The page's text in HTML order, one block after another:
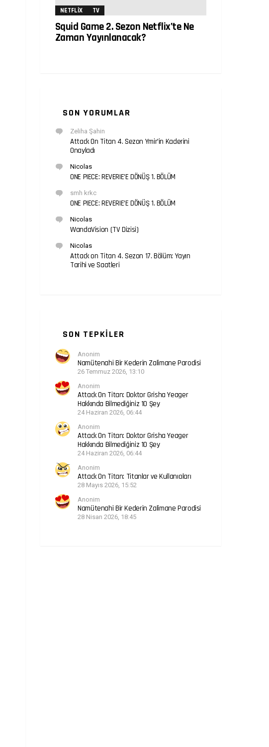
NETFLIX TV
Squid Game 2. Sezon Netflix’te Ne
Zaman Yayınlanacak?
SON YORUMLAR
Zeliha Şahin
Attack On Titan 4. Sezon Ymir’in Kaderini
Onayladı
Nicolas
ONE PIECE: REVERIE’E DÖNÜŞ 1. BÖLÜM
smh krkc
ONE PIECE: REVERIE’E DÖNÜŞ 1. BÖLÜM
Nicolas
WandaVision (TV Dizisi)
Nicolas
Attack on Titan 4. Sezon 17. Bölüm: Yayın
Tarihi ve Saatleri
SON TEPKILER
Anonim
Namütenahi Bir Kederin Zalimane Parodisi
26 Temmuz 2026, 13:10
Anonim
Attack On Titan: Doktor Grisha Yeager
Hakkında Bilmediğiniz 10 Şey
24 Haziran 2026, 06:44
Anonim
Attack On Titan: Doktor Grisha Yeager
Hakkında Bilmediğiniz 10 Şey
24 Haziran 2026, 06:44
Anonim
Attack On Titan: Titanlar ve Kullanıcıları
28 Mayıs 2026, 15:52
Anonim
Namütenahi Bir Kederin Zalimane Parodisi
28 Nisan 2026, 18:45